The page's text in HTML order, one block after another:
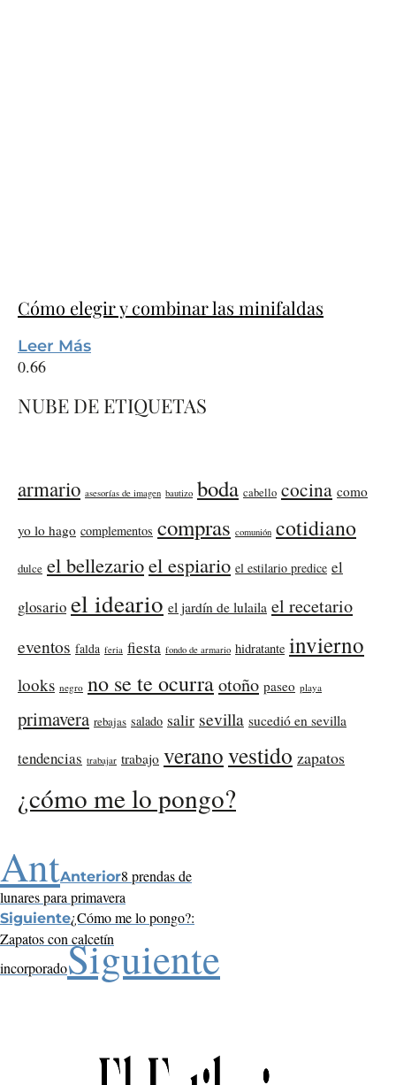
Cómo elegir y combinar las minifaldas
Leer Más
NUBE DE ETIQUETAS
armario asesorías de imagen bautizo boda cabello cocina como
yo lo hago complementos compras comunión cotidiano
dulce el bellezarioel espiario el estilario predice el
glosario el ideario el jardín de lulaila el recetario
eventos falda feria fiesta fondo de armario hidratante invierno
looks negro no se te ocurraotoño paseo playa
primavera rebajas salado salir sevilla sucedió en sevilla
tendencias trabajar trabajo veranovestido zapatos
¿cómo me lo pongo?
AntAnterior8 prendas de
lunares para primavera
Siguiente¿Cómo me lo pongo?:
Zapatos con calcetín
incorporadoSiguiente